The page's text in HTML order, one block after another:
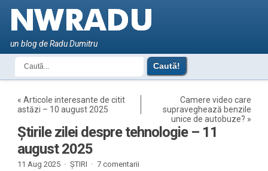
un blog de Radu Dumitru
«Articole interesante de citit
astăzi – 10 august 2025
Camere video care
supraveghează benzile
unice de autobuze? »
Știrile zilei despre tehnologie – 11
august 2025
11 Aug 2025 · ȘTIRI · 7 comentarii